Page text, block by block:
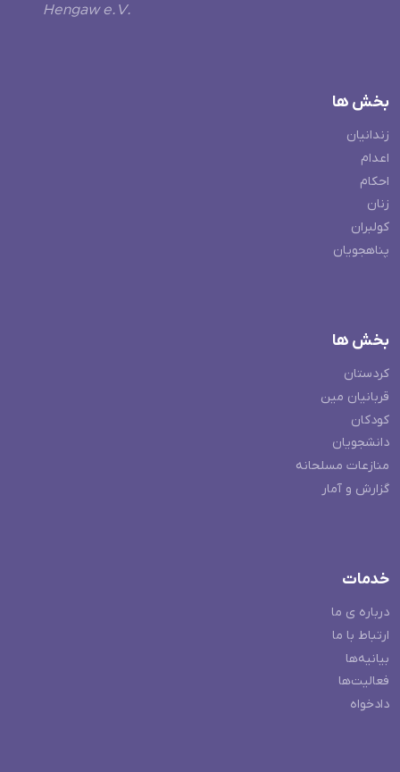
Hengaw e.V.
بخش ها
زندانیان
اعدام
احکام
زنان
کولبران
پناهجویان
بخش ها
کردستان
قربانیان مین
کودکان
دانشجویان
منازعات مسلحانه
گزارش و آمار
خدمات
درباره ی ما
ارتباط با ما
بیانیه‌ها
فعالیت‌ها
دادخواه